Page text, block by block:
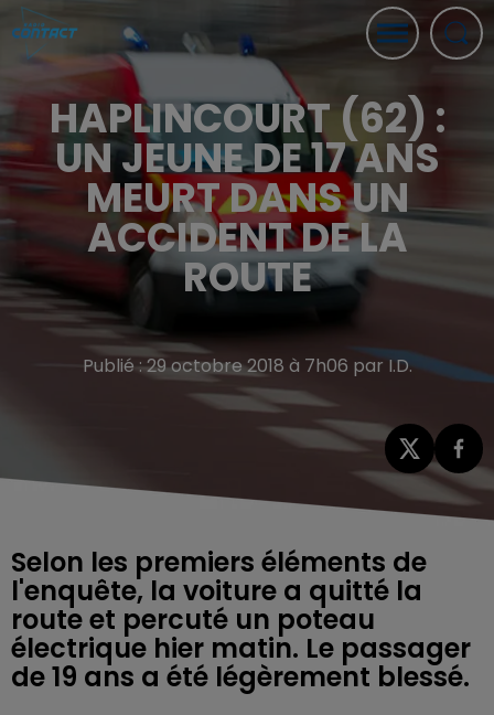
HAPLINCOURT (62) :
UN JEUNE DE 17 ANS
MEURT DANS UN
ACCIDENT DE LA
ROUTE
Publié : 29 octobre 2018 à 7h06 par I.D.
Selon les premiers éléments de
l'enquête, la voiture a quitté la
route et percuté un poteau
électrique hier matin. Le passager
de 19 ans a été légèrement blessé.